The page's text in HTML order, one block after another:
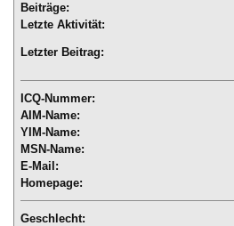
Beiträge:
Letzte Aktivität:
Letzter Beitrag:
ICQ-Nummer:
AIM-Name:
YIM-Name:
MSN-Name:
E-Mail:
Homepage:
Geschlecht: